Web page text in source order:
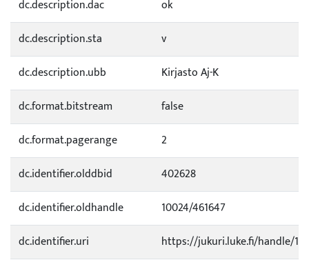
dc.description.dac
ok
dc.description.sta
v
dc.description.ubb
Kirjasto Aj-K
dc.format.bitstream
false
dc.format.pagerange
2
dc.identifier.olddbid
402628
dc.identifier.oldhandle
10024/461647
dc.identifier.uri
https://jukuri.luke.fi/handle/